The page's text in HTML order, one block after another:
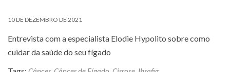
10 DE DEZEMBRO DE 2021
Entrevista com a especialista Elodie Hypolito sobre como
cuidar da saúde do seu fígado